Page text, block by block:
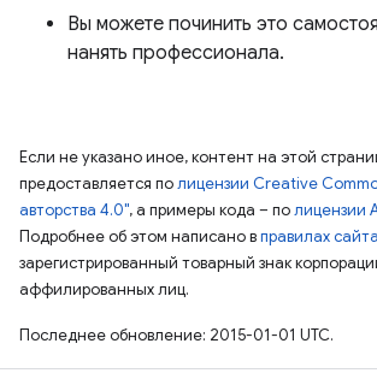
Вы можете починить это
нанять профессионала.
Если не указано иное, контент на этой
предоставляется полицензии Creative
авторства 4.0", а примеры кода – полицензии
Подробнее об этом написано вправилах сайта
зарегистрированный товарный знак
аффилированных лиц.
Последнее обновление: 2015-01-01 UTC.